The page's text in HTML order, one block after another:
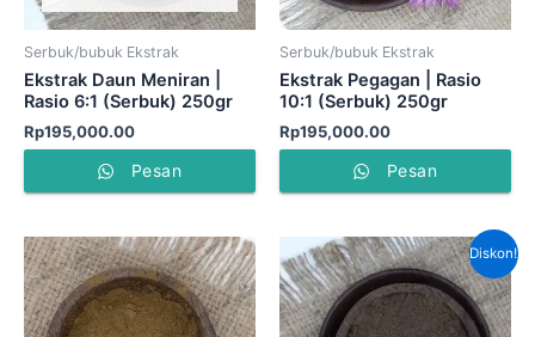
Serbuk/bubuk Ekstrak
Ekstrak Daun Meniran |
Rasio 6:1 (Serbuk) 250gr
Rp195,000.00
Pesan
Serbuk/bubuk Ekstrak
Ekstrak Pegagan | Rasio
10:1 (Serbuk) 250gr
Rp195,000.00
Pesan
Diskon!
Harga
aslinya
adalah:
Rp300,000.00.
saat
ini